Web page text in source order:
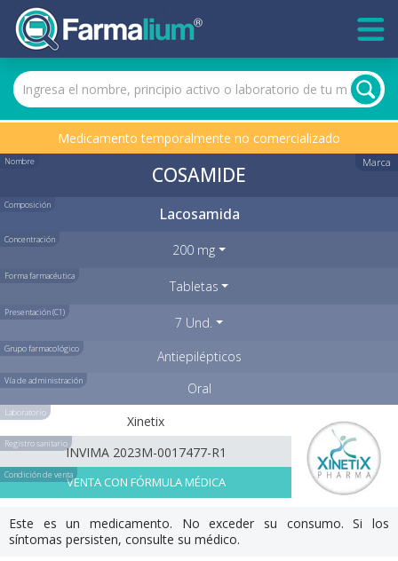
Medicamento temporalmente no comercializado
Nombre Marca
COSAMIDE
Composición Lacosamida
Concentración
200 mg
Forma farmacéutica
Tabletas
Presentación (C1)
7 Und.
Grupo farmacológico Antiepilépticos
Vía de administración Oral
Laboratorio
Xinetix
Registro sanitario
INVIMA 2023M-0017477-R1
Condición de ventaVENTA CON FÓRMULA MÉDICA
Este es un medicamento. No exceder su consumo. Si los
síntomas persisten, consulte su médico.